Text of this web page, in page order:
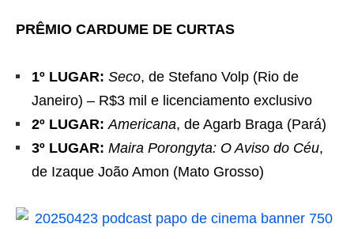
PRÊMIO CARDUME DE CURTAS
1º LUGAR: Seco, de Stefano Volp (Rio de
Janeiro) – R$3 mil e licenciamento exclusivo
2º LUGAR: Americana, de Agarb Braga (Pará)
3º LUGAR: Maira Porongyta: O Aviso do Céu,
de Izaque João Amon (Mato Grosso)